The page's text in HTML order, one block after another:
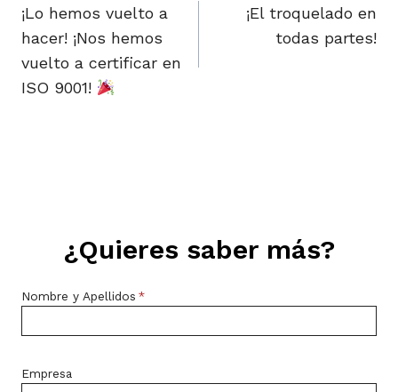
de
entradas
¡Lo hemos vuelto a
hacer! ¡Nos hemos
vuelto a certificar en
ISO 9001!
¡El troquelado en
todas partes!
¿Quieres saber más?
Nombre y Apellidos *
Empresa